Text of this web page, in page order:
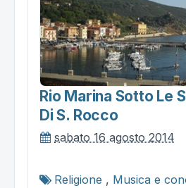
Rio Marina Sotto Le
Di S. Rocco
sabato 16 agosto 2014
Religione , Musica e